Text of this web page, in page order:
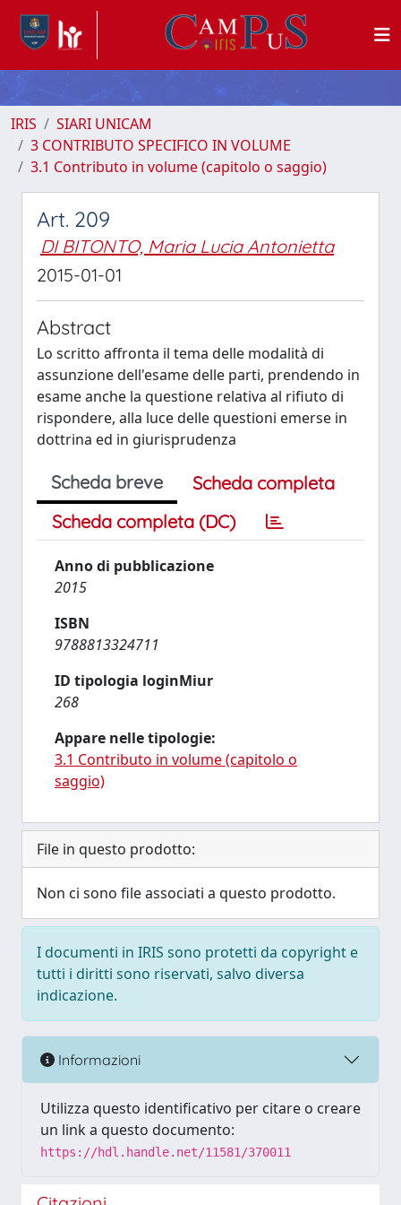
IRIS
SIARI UNICAM
3 CONTRIBUTO SPECIFICO IN VOLUME
3.1 Contributo in volume (capitolo o saggio)
Art. 209
DI BITONTO, Maria Lucia Antonietta
2015-01-01
Abstract
Lo scritto affronta il tema delle modalità di
assunzione dell'esame delle parti, prendendo in
esame anche la questione relativa al rifiuto di
rispondere, alla luce delle questioni emerse in
dottrina ed in giurisprudenza
Scheda breve
Scheda completa
Scheda completa (DC)
Anno di pubblicazione
2015
ISBN
9788813324711
ID tipologia loginMiur
268
Appare nelle tipologie:
3.1 Contributo in volume (capitolo o
saggio)
File in questo prodotto:
Non ci sono file associati a questo prodotto.
I documenti in IRIS sono protetti da copyright e
tutti i diritti sono riservati, salvo diversa
indicazione.
Informazioni
Utilizza questo identificativo per citare o creare
un link a questo documento:
https://hdl.handle.net/11581/370011